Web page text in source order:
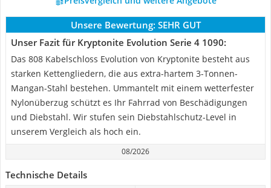
Unsere Bewertung: SEHR GUT
Unser Fazit für Kryptonite Evolution Serie 4 1090:
Das 808 Kabelschloss Evolution von Kryptonite besteht aus
starken Kettengliedern, die aus extra-hartem 3-Tonnen-
Mangan-Stahl bestehen. Ummantelt mit einem wetterfester
Nylonüberzug schützt es Ihr Fahrrad von Beschädigungen
und Diebstahl. Wir stufen sein Diebstahlschutz-Level in
unserem Vergleich als hoch ein.
08/2026
Technische Details